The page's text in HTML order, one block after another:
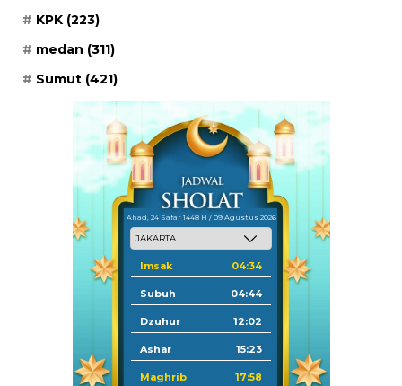
KPK (223)
medan (311)
Sumut (421)
Ahad, 24 Safar 1448 H / 09 Agustus 2026
Imsak 04:34
Subuh 04:44
Dzuhur 12:02
Ashar 15:23
Maghrib 17:58